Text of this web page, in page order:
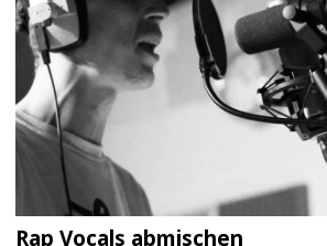
Rap Vocals abmischen